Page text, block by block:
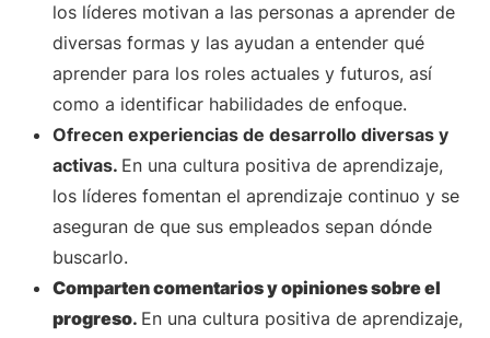
los líderes motivan a las personas a aprender de
diversas formas y las ayudan a entender qué
aprender para los roles actuales y futuros, así
como a identificar habilidades de enfoque.
Ofrecen experiencias de desarrollo diversas y
activas. En una cultura positiva de aprendizaje,
los líderes fomentan el aprendizaje continuo y se
aseguran de que sus empleados sepan dónde
buscarlo.
Comparten comentarios y opiniones sobre el
progreso. En una cultura positiva de aprendizaje,